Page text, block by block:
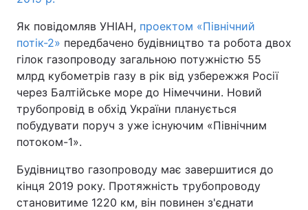
Як повідомляв УНІАН, проектом «Північний
потік-2» передбачено будівництво та робота двох
гілок газопроводу загальною потужністю 55
млрд кубометрів газу в рік від узбережжя Росії
через Балтійське море до Німеччини. Новий
трубопровід в обхід України планується
побудувати поруч з уже існуючим «Північним
потоком-1».
Будівництво газопроводу має завершитися до
кінця 2019 року. Протяжність трубопроводу
становитиме 1220 км, він повинен з'єднати